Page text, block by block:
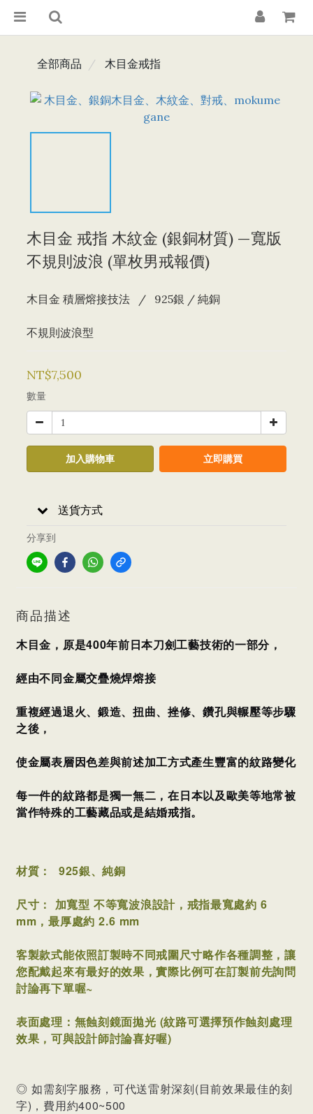
全部商品 木目金戒指
木目金 戒指 木紋金 (銀銅材質) —寬版
不規則波浪 (單枚男戒報價)
木目金 積層熔接技法   /   925銀 / 純銅
不規則波浪型
NT$7,500
數量
加入購物車 立即購買
送貨方式
分享到
商品描述
木目金，原是400年前日本刀劍工藝技術的一部分，
經由不同金屬交疊燒焊熔接
重複經過退火、鍛造、扭曲、挫修、鑽孔與輾壓等步驟
之後，
使金屬表層因色差與前述加工方式產生豐富的紋路變化
每一件的紋路都是獨一無二，在日本以及歐美等地常被
當作特殊的工藝藏品或是結婚戒指。
材質： 925銀、純銅
尺寸： 加寬型 不等寬波浪設計， 戒指最寬處約 6
mm，最厚處約 2.6 mm
客製款式能依照訂製時不同戒圍尺寸略作各種調整，讓
您配戴起來有最好的效果，實際比例可在訂製前先詢問
討論再下單喔~
表面處理：無蝕刻鏡面拋光 (紋路可選擇預作蝕刻處理
效果，可與設計師討論喜好喔)
◎ 如需刻字服務，可代送雷射深刻(目前效果最佳的刻
字)，費用約400~500